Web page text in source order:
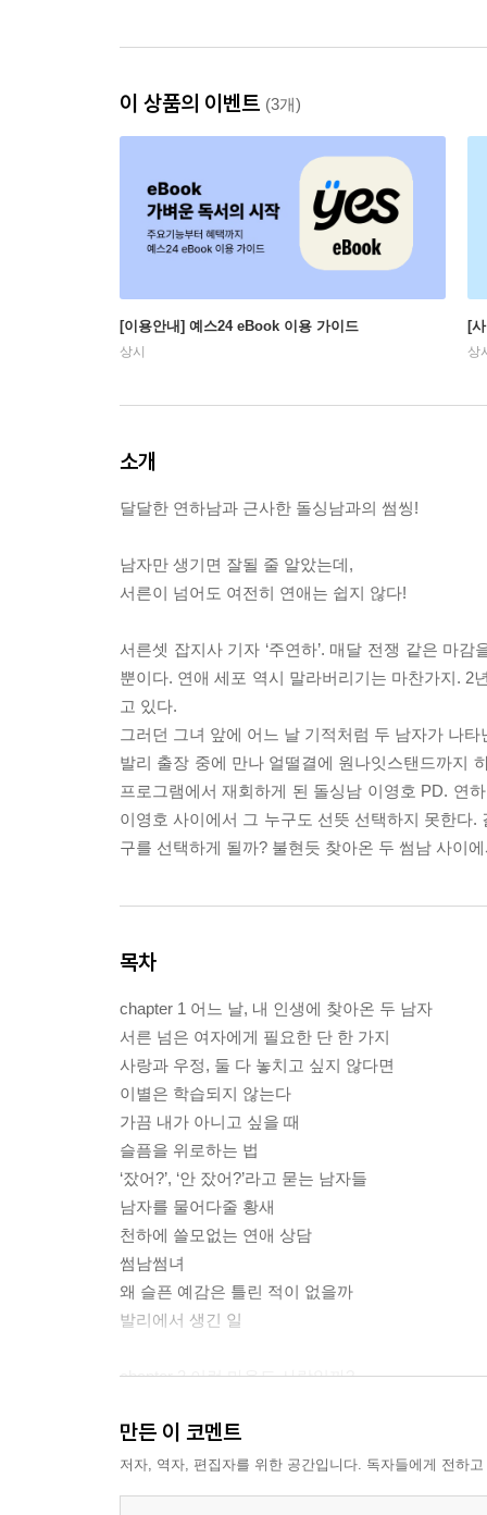
이 상품의 이벤트 (3개)
[이용안내] 예스24 eBook 이용 가이드
상시
[
상
소개
달달한 연하남과 근사한 돌싱남과의 썸씽!
남자만 생기면 잘될 줄 알았는데,
서른이 넘어도 여전히 연애는 쉽지 않다!
서른셋 잡지사 기자 ‘주연하’. 매달 전쟁 같은 마
뿐이다. 연애 세포 역시 말라버리기는 마찬가지. 2
고 있다.
그러던 그녀 앞에 어느 날 기적처럼 두 남자가 나타
발리 출장 중에 만나 얼떨결에 원나잇스탠드까지
프로그램에서 재회하게 된 돌싱남 이영호 PD. 연
이영호 사이에서 그 누구도 선뜻 선택하지 못한다
구를 선택하게 될까? 불현듯 찾아온 두 썸남 사이
목차
chapter 1 어느 날, 내 인생에 찾아온 두 남자
서른 넘은 여자에게 필요한 단 한 가지
사랑과 우정, 둘 다 놓치고 싶지 않다면
이별은 학습되지 않는다
가끔 내가 아니고 싶을 때
슬픔을 위로하는 법
‘잤어?’, ‘안 잤어?’라고 묻는 남자들
남자를 물어다줄 황새
천하에 쓸모없는 연애 상담
썸남썸녀
왜 슬픈 예감은 틀린 적이 없을까
발리에서 생긴 일
chapter 2 이런 마음도 사랑일까?
이성친구의 애인을 만날 때 필요한 애티튜드
‘사물이 거울에 보이는 것보다 가까이 있음’
만든 이 코멘트
저자, 역자, 편집자를 위한 공간입니다. 독자들에게 전하